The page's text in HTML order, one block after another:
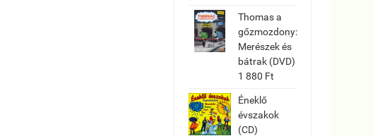
Thomas a
gőzmozdony:
Merészek és
bátrak (DVD)
1 880 Ft
Éneklő
évszakok
(CD)